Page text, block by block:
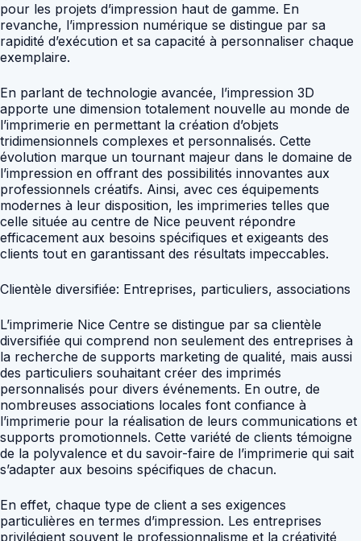
pour les projets d’impression haut de gamme. En
revanche, l’impression numérique se distingue par sa
rapidité d’exécution et sa capacité à personnaliser chaque
exemplaire.
En parlant de technologie avancée, l’impression 3D
apporte une dimension totalement nouvelle au monde de
l’imprimerie en permettant la création d’objets
tridimensionnels complexes et personnalisés. Cette
évolution marque un tournant majeur dans le domaine de
l’impression en offrant des possibilités innovantes aux
professionnels créatifs. Ainsi, avec ces équipements
modernes à leur disposition, les imprimeries telles que
celle située au centre de Nice peuvent répondre
efficacement aux besoins spécifiques et exigeants des
clients tout en garantissant des résultats impeccables.
Clientèle diversifiée: Entreprises, particuliers, associations
L’imprimerie Nice Centre se distingue par sa clientèle
diversifiée qui comprend non seulement des entreprises à
la recherche de supports marketing de qualité, mais aussi
des particuliers souhaitant créer des imprimés
personnalisés pour divers événements. En outre, de
nombreuses associations locales font confiance à
l’imprimerie pour la réalisation de leurs communications et
supports promotionnels. Cette variété de clients témoigne
de la polyvalence et du savoir-faire de l’imprimerie qui sait
s’adapter aux besoins spécifiques de chacun.
En effet, chaque type de client a ses exigences
particulières en termes d’impression. Les entreprises
privilégient souvent le professionnalisme et la créativité